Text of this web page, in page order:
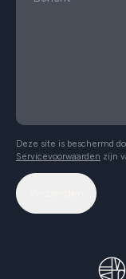
Deze site is beschermd
Servicevoorwaarden zijn